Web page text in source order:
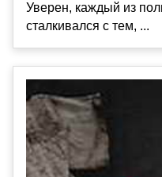
Уверен, каждый из
сталкивался с тем, ...